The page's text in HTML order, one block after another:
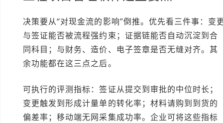
决策要从“对现金流的影响”倒推。优先看三件事：变
与签证能否被流程强约束；证据链能否自动沉淀到合
同科目；与财务、造价、电子签章是否无缝对齐。其
余功能都在这三点之后。
可执行的评测指标：签证从提交到审批的中位时长；
变更触发到形成计量单的转化率；材料请购到到货的
偏差率；移动端无网采集成功率。企业可将这些指标